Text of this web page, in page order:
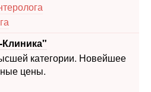
категории. Новейшее
здоровья "СМ-Клиника"
форм и видов